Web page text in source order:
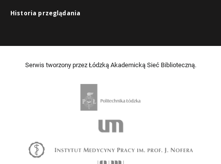
Historia przeglądania
Serwis tworzony przez Łódzką Akademicką Sieć Biblioteczną.